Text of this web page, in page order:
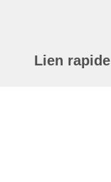
Lien rapide